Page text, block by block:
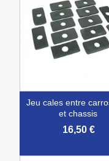
jeu cales entre carrosserie
et chassis
16,50 €